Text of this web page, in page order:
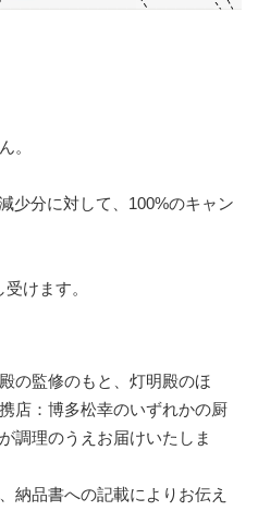
。
少分に対して、100%のキャン
けます。
の監修のもと、灯明殿のほ
店：博多松幸のいずれかの厨
調理のうえお届けいたしま
納品書への記載によりお伝え